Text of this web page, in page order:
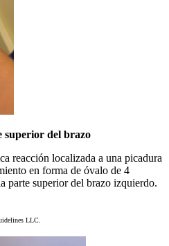
superior del brazo
reacción localizada a una picadura
en forma de óvalo de 4
parte superior del brazo izquierdo.
LLC.